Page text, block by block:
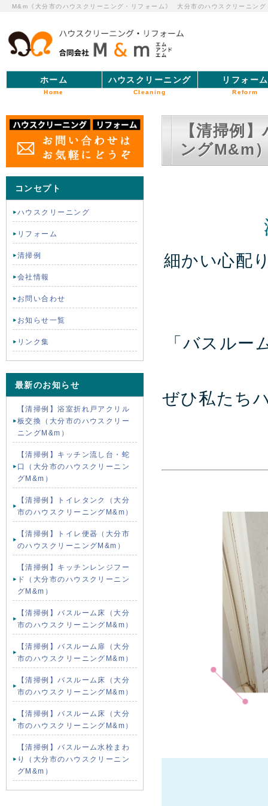
M&m《大分市のハウスクリーニング・リフォーム》 大分市のハウスクリーニン
ホーム
Home
ハウスクリーニング
Cleaning
リフォーム
Reform
【清掃例
ングM&m
細かい心配
「バスルー
ぜひ私たち
コンセプト
ハウスクリーニング
リフォーム
清掃例
会社情報
お問い合わせ
お知らせ一覧
リンク集
最新のお知らせ
【清掃例】浴室折れ戸アクリル
板交換（大分市のハウスクリー
ニングM&m）
【清掃例】キッチン流し台・蛇
口（大分市のハウスクリーニン
グM&m）
【清掃例】トイレタンク（大分
市のハウスクリーニングM&m）
【清掃例】トイレ便器（大分市
のハウスクリーニングM&m）
【清掃例】キッチンレンジフー
ド（大分市のハウスクリーニン
グM&m）
【清掃例】バスルーム床（大分
市のハウスクリーニングM&m）
【清掃例】バスルーム扉（大分
市のハウスクリーニングM&m）
【清掃例】バスルーム床（大分
市のハウスクリーニングM&m）
【清掃例】バスルーム床（大分
市のハウスクリーニングM&m）
【清掃例】バスルーム水栓まわ
り（大分市のハウスクリーニン
グM&m）